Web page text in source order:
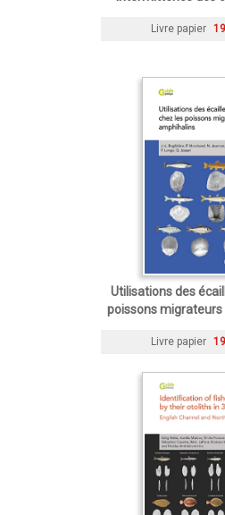
Livre papier
Utilisations des
poissons
Livre papier